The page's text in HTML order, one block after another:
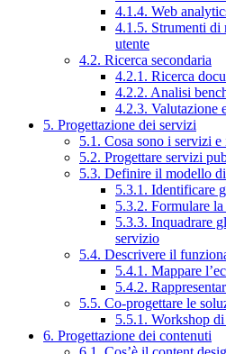
4.1.4. Web
4.1.5. Strumenti di
utente
4.2. Ricerca secondaria
4.2.1. Ricerca
4.2.2. Analisi
4.2.3. Valutazione
5. Progettazione dei servizi
5.1. Cosa sono i servizi
5.2. Progettare servizi
5.3. Definire il modello
5.3.1. Identificare
5.3.2. Formulare
5.3.3. Inquadrare
servizio
5.4. Descrivere il
5.4.1. Mappare
5.4.2.
5.5. Co-progettare le
5.5.1. Workshop
6. Progettazione dei contenuti